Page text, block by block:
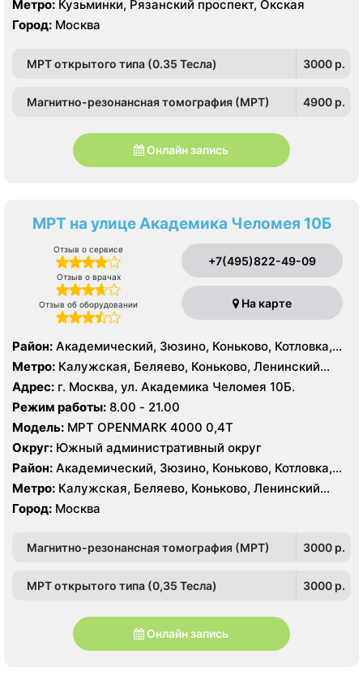
Метро: Кузьминки, Рязанский проспект, Окская
Город: Москва
МРТ открытого типа (0.35 Тесла) 3000 p.
Магнитно-резонансная томография (МРТ) 4900 p.
Онлайн запись
МРТ на улице Академика Челомея 10Б
Отзыв о сервисе
Отзыв о врачах
Отзыв об оборудовании
+7(495)822-49-09
На карте
Район: Академический, Зюзино, Коньково, Котловка,
Ломоносовский, Обручевский, Черёмушки, Проспект
Вернадского, Тропарёво-Никулино
Метро: Калужская, Беляево, Коньково, Ленинский
проспект, Новые Черемушки, Проспект Вернадского,
Профсоюзная, Севастопольская, Тропарево,
Университет, Юго-Западная
Адрес: г. Москва, ул. Академика Челомея 10Б.
Режим работы: 8.00 - 21.00
Модель: МРТ OPENMARK 4000 0,4Т
Округ: Южный административный округ
Район: Академический, Зюзино, Коньково, Котловка,
Ломоносовский, Обручевский, Черёмушки, Проспект
Вернадского, Тропарёво-Никулино
Метро: Калужская, Беляево, Коньково, Ленинский
проспект, Новые Черемушки, Проспект Вернадского,
Профсоюзная, Севастопольская, Тропарево,
Город: Москва
Магнитно-резонансная томография (МРТ) 3000 p.
МРТ открытого типа (0,35 Тесла) 3000 p.
Онлайн запись